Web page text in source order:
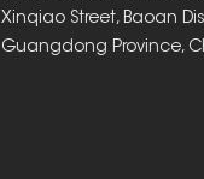
Xinqiao Street, Baoan
Guangdong Province,